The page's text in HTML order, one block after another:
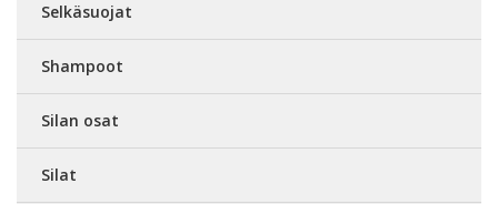
Selkäsuojat
Shampoot
Silan osat
Silat